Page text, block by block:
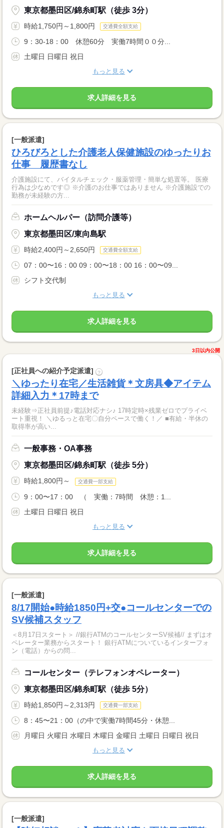
東京都墨田区/錦糸町駅（徒歩 3分）
時給1,750円～1,800円 交通費全額支給
9：30‐18：00 休憩60分 実働7時間００分...
土曜日 日曜日 祝日
もっと見る
求人詳細を見る
[一般派遣]
ひろびろとした介護老人保健施設のゆったりお
仕事 履歴書なし
介護施設にて、バイタルチェック・服薬管理・簡単な処置等。 医療
行為は少なめです◎ ※介護のお仕事ではありません ※介護施設での
勤務が未経験の方...
ホームヘルパー（訪問介護等）
東京都墨田区/東向島駅
時給2,400円～2,650円 交通費全額支給
07：00〜16：00 09：00〜18：00 16：00〜09...
シフト交代制
もっと見る
求人詳細を見る
3日以内公開
[正社員への紹介予定派遣] ?
＼ゆったり在宅／生活雑貨＊文房具◆アイテム
詳細入力＊17時まで
未経験⇒正社員前提♪電話対応ナシ♪ 17時定時×残業ゼロでプライベ
ート重視！ ＼ゆるっと在宅〇自分ペースで働く！／ ■有給・半休の
取得率が高い...
一般事務・OA事務
東京都墨田区/錦糸町駅（徒歩 5分）
時給1,800円～ 交通費一部支給
9：00〜17：00 （ 実働：7時間 休憩：1...
土曜日 日曜日 祝日
もっと見る
求人詳細を見る
[一般派遣]
8/17開始●時給1850円+交●コールセンターでの
SV候補スタッフ
＜8月17日スタート＞ //銀行ATMのコールセンターSV候補// まずはオ
ペレーター業務からスタート！ 銀行ATMについているインターフォ
ン（電話）からの問...
コールセンター（テレフォンオペレーター）
東京都墨田区/錦糸町駅（徒歩 5分）
時給1,850円～2,313円 交通費一部支給
8：45〜21：00（の中で実働7時間45分・休憩...
月曜日 火曜日 水曜日 木曜日 金曜日 土曜日 日曜日 祝日
もっと見る
求人詳細を見る
[一般派遣]